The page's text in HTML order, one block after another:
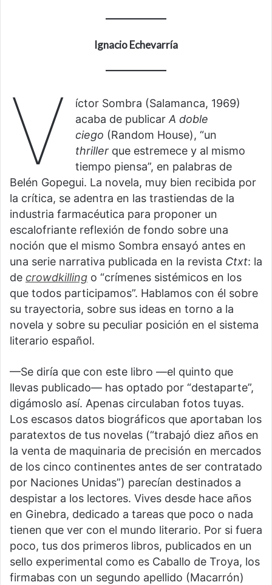
Ignacio Echevarría
V
íctor Sombra (Salamanca, 1969)
acaba de publicarA doble
ciego (Random House), “un
thriller que estremece y al mismo
tiempo piensa”, en palabras de
Belén Gopegui. La novela, muy bien recibida por
la crítica, se adentra en las trastiendas de la
industria farmacéutica para proponer un
escalofriante reflexión de fondo sobre una
noción que el mismo Sombra ensayó antes en
una serie narrativa publicada en la revista Ctxt: la
de crowdkilling o “crímenes sistémicos en los
que todos participamos”. Hablamos con él sobre
su trayectoria, sobre sus ideas en torno a la
novela y sobre su peculiar posición en el sistema
literario español.
—Se diría que con este libro —el quinto que
llevas publicado— has optado por “destaparte”,
digámoslo así. Apenas circulaban fotos tuyas.
Los escasos datos biográficos que aportaban los
paratextos de tus novelas (“trabajó diez años en
la venta de maquinaria de precisión en mercados
de los cinco continentes antes de ser contratado
por Naciones Unidas”) parecían destinados a
despistar a los lectores. Vives desde hace años
en Ginebra, dedicado a tareas que poco o nada
tienen que ver con el mundo literario. Por si fuera
poco, tus dos primeros libros, publicados en un
sello experimental como es Caballo de Troya, los
firmabas con un segundo apellido (Macarrón)